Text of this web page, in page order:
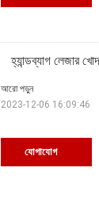
হ্যান্ডব্যাগ লেজার
যোগাযোগ
আরো পড়ুন
2023-12-06 16:09:46